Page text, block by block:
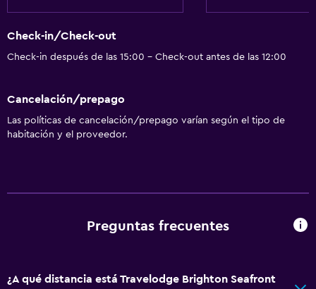
Check-in/Check-out
Check-in después de las 15:00 - Check-out antes de las 12:00
Cancelación/prepago
Las políticas de cancelación/prepago varían según el tipo de
habitación y el proveedor.
Preguntas frecuentes
¿A qué distancia está Travelodge Brighton Seafront